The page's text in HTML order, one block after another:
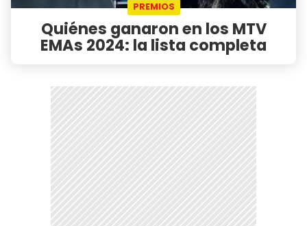
PREMIOS
Quiénes ganaron en los MTV
EMAs 2024: la lista completa